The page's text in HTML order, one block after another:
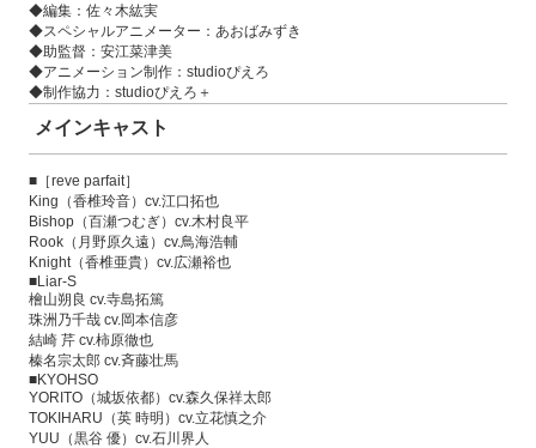
◆編集：佐々木紘実
◆スペシャルアニメーター：あおばみずき
◆助監督：安江菜津美
◆アニメーション制作：studioぴえろ
◆制作協力：studioぴえろ＋
メインキャスト
■［reve parfait］
King（香椎玲音）cv.江口拓也
Bishop（百瀬つむぎ）cv.木村良平
Rook（月野原久遠）cv.鳥海浩輔
Knight（香椎亜貴）cv.広瀬裕也
■Liar-S
檜山朔良 cv.寺島拓篤
珠洲乃千哉 cv.岡本信彦
結崎 芹 cv.柿原徹也
榛名宗太郎 cv.斉藤壮馬
■KYOHSO
YORITO（城坂依都）cv.森久保祥太郎
TOKIHARU（英 時明）cv.立花慎之介
YUU（黒谷 優）cv.石川界人